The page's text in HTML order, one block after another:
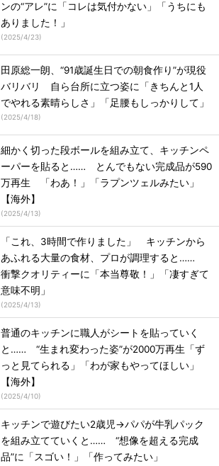
ンの“アレ”に「コレは気付かない」「うちにも
ありました！」
(2025/4/23)
田原総一朗、“91歳誕生日での朝食作り”が現役
バリバリ 自ら台所に立つ姿に「きちんと1人
でやれる素晴らしさ」「足腰もしっかりして」
(2025/4/18)
細かく切った段ボールを組み立て、キッチンペ
ーパーを貼ると…… とんでもない完成品が590
万再生 「わあ！」「ラプンツェルみたい」
【海外】
(2025/4/13)
「これ、3時間で作りました」 キッチンから
あふれる大量の食材、プロが調理すると……
衝撃クオリティーに「本当尊敬！」「凄すぎて
意味不明」
(2025/4/13)
普通のキッチンに職人がシートを貼っていく
と…… “生まれ変わった姿”が2000万再生「ず
っと見てられる」「わが家もやってほしい」
【海外】
(2025/4/10)
キッチンで遊びたい2歳児→パパが牛乳パック
を組み立てていくと…… “想像を超える完成
品”に「スゴい！」「作ってみたい」